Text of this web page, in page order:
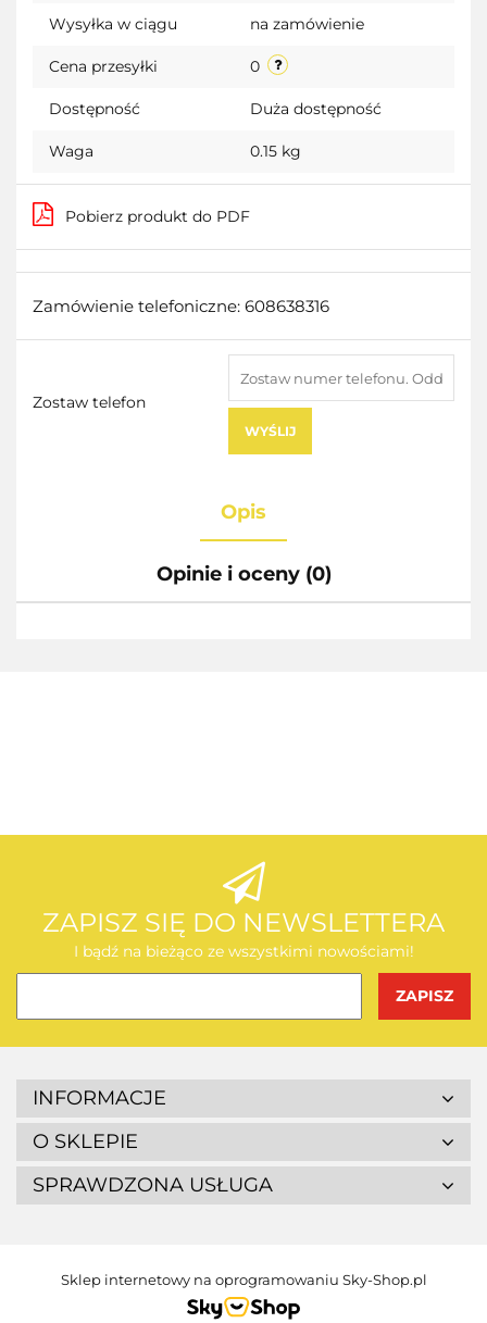
Wysyłka w ciągu na zamówienie
Cena przesyłki 0
Dostępność Duża dostępność
Waga 0.15 kg
Pobierz produkt do PDF
Zamówienie telefoniczne: 608638316
Zostaw telefon
WYŚLIJ
Opis
Opinie i oceny (0)
AEG
ZAPISZ SIĘ DO NEWSLETTERA
I bądź na bieżąco ze wszystkimi nowościami!
INFORMACJE
O SKLEPIE
SPRAWDZONA USŁUGA
Sklep internetowy na oprogramowaniu Sky-Shop.pl